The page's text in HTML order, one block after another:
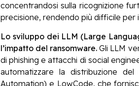
concentrandosi sulla ricognizione
precisione, rendendo più difficile per
Lo sviluppo dei LLM (Large
l’impatto del ransomware. Gli LLM
di phishing e attacchi di social
automatizzare la distribuzione
Automation) e LowCode, che